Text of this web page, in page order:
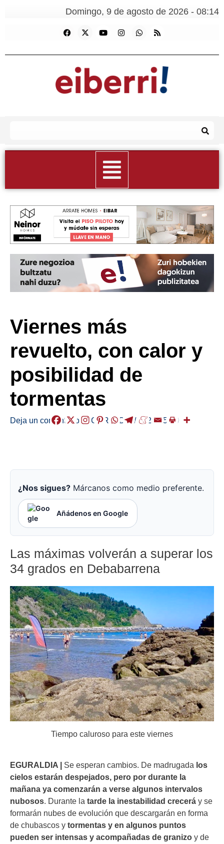
Domingo, 9 de agosto de 2026 - 08:14
Viernes más
revuelto, con calor y
posibilidad de
tormentas
Deja un comentario /EGURALDIA/ 2025-05-30
¿Nos sigues? Márcanos como medio preferente.
Añádenos en Google
Las máximas volverán a superar los
34 grados en Debabarrena
Tiempo caluroso para este viernes
EGURALDIA | Se esperan cambios. De madrugada los
cielos estarán despejados, pero por durante la
mañana ya comenzarán a verse algunos intervalos
nubosos. Durante la tarde la inestabilidad crecerá y se
formarán nubes de evolución que descargarán en forma
de chubascos y tormentas y en algunos puntos
pueden ser intensas y acompañadas de granizo y de